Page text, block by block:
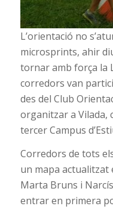
L’orientació no
microsprints, ahir
tornar amb força la
corredors van
des del Club
organitzar a Vilada,
tercer Campus
Corredors de tots
un mapa actualitzat
Marta Bruns i
entrar en primera